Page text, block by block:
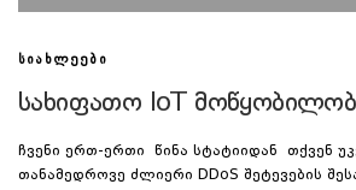
ᲡᲘᲐᲮᲚᲔᲔᲑᲘ
სახიფათო IoT
ჩვენი ერთ-ერთი წინა სტატიიდან თქვენ
თანამედროვე ძლიერი DDoS შეტევების